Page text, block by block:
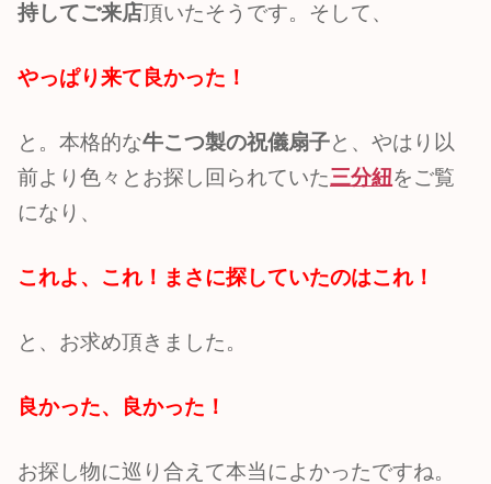
持してご来店頂いたそうです。そして、
やっぱり来て良かった！
と。本格的な牛こつ製の祝儀扇子と、やはり以
前より色々とお探し回られていた三分紐をご覧
になり、
これよ、これ！まさに探していたのはこれ！
と、お求め頂きました。
良かった、良かった！
お探し物に巡り合えて本当によかったですね。